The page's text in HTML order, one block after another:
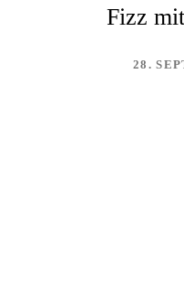
Fizz
28.